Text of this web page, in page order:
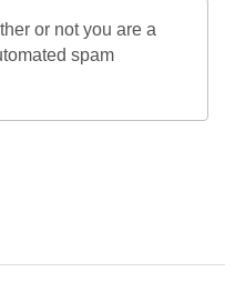
or not you are a
spam